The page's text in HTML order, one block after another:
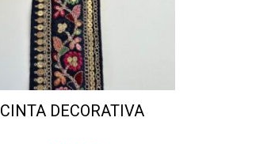
CINTA DECORATIVA